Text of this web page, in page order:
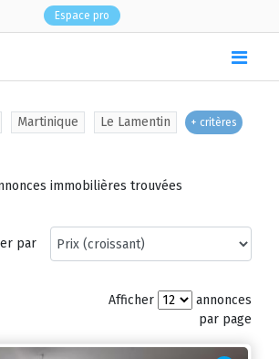
Espace pro
Martinique Le Lamentin + critères
immobilières trouvées
par
Afficher
annonces
par page